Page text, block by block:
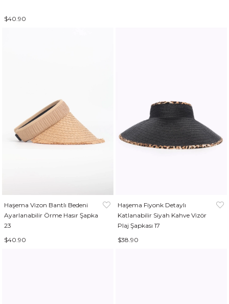
$40.90
Haşema Vizon Bantlı Bedeni
Ayarlanabilir Örme Hasır Şapka
23
$40.90
Haşema Fiyonk Detaylı
Katlanabilir Siyah Kahve Vizör
Plaj Şapkası 17
$38.90